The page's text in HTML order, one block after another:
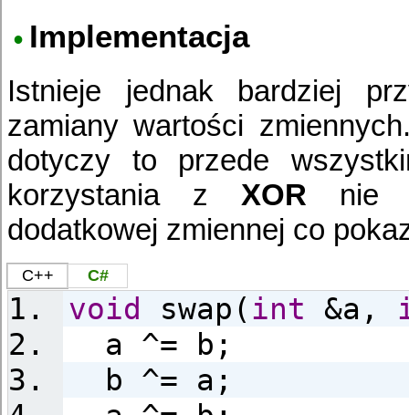
Implementacja
Istnieje jednak bardziej
zamiany wartości
dotyczy to przede
korzystania z XOR nie
dodatkowej zmiennej co
C++ C#
void swap( int &a,
a ^= b;
b ^= a;